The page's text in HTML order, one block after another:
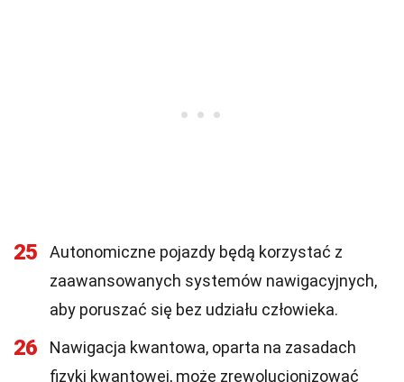
25
Autonomiczne pojazdy będą korzystać z
zaawansowanych systemów nawigacyjnych,
aby poruszać się bez udziału człowieka.
26
Nawigacja kwantowa, oparta na zasadach
fizyki kwantowej, może zrewolucjonizować